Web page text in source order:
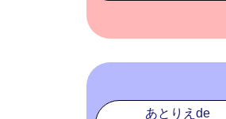
あとりえde